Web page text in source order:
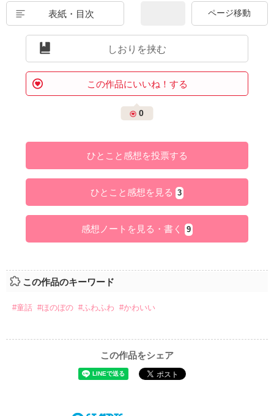
表紙・目次
しおりを挟む
この作品にいいね！する
0
ひとこと感想を投票する
ひとこと感想を見る 3
感想ノートを見る・書く 9
この作品のキーワード
#童話 #ほのぼの #ふわふわ #かわいい
この作品をシェア